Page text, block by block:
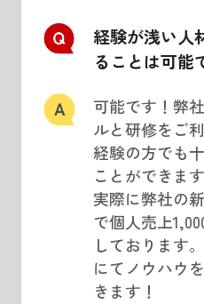
経験が浅い人
ることは可能
可能です！弊
ルと研修をご
経験の方でも
ことができます
実際に弊社の
で個人売上
しております
にてノウハウ
きます！